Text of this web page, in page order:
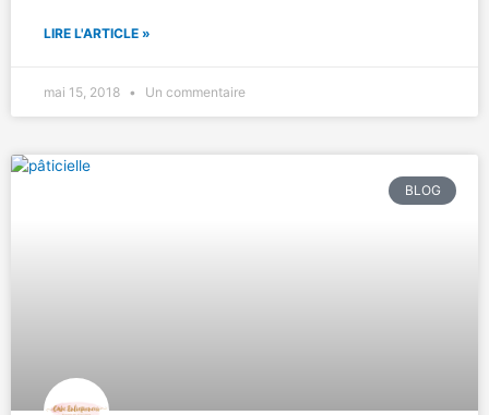
LIRE L'ARTICLE »
mai 15, 2018 Un commentaire
BLOG